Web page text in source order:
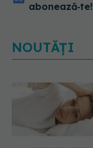
abonează‑te!
NOUTĂȚI